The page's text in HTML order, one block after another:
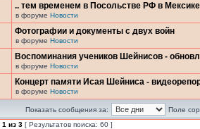
.. тем временем в Посольстве РФ в
в форуме Новости
Фотографии и документы с двух войн
в форуме Новости
Воспоминания учеников Шейнисов -
в форуме Новости
Концерт памяти Исая Шейниса -
в форуме Новости
Показать сообщения за:
Поле
1 из 3 [ Результатов поиска: 60 ]